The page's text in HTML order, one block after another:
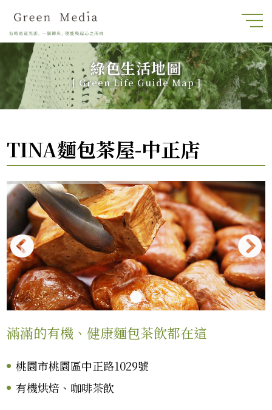
綠色生活地圖
[ Green Life Guide Map]
TINA麵包茶屋-中正店
滿滿的有機、健康麵包茶飲都在這
桃園市桃園區中正路1029號
有機烘焙、咖啡茶飲